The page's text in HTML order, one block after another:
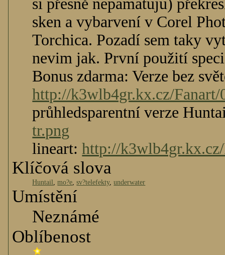
si přesně nepamatuju)
sken a vybarvení v Corel
Torchica. Pozadí sem taky
nevim jak. První použití
Bonus zdarma: Verze bez
http://k3wlb4gr.kx.cz/Fanart/
průhledsparentní verze
tr.png
lineart:http://
Klíčová slova
Huntail,mo?e,sv?telefekty,underwater
Umístění
Neznámé
Oblíbenost